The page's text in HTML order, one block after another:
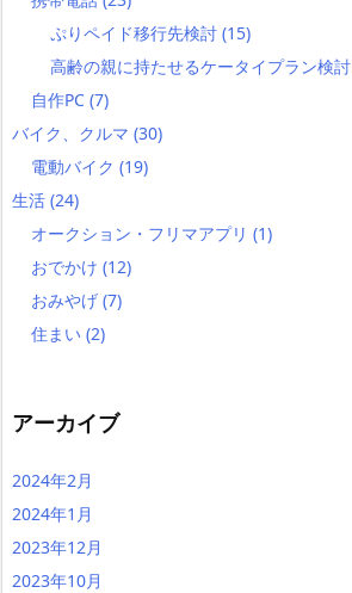
ぷりペイド移行先検討 (15)
高齢の親に持たせるケータイプラン検討
自作PC (7)
バイク、クルマ (30)
電動バイク (19)
生活 (24)
オークション・フリマアプリ (1)
おでかけ (12)
おみやげ (7)
住まい (2)
アーカイブ
2024年2月
2024年1月
2023年12月
2023年10月